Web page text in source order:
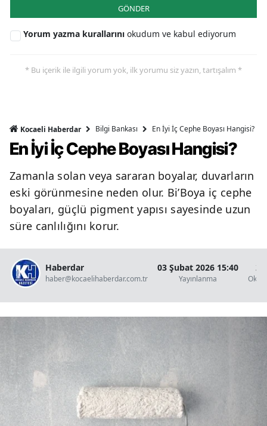
GÖNDER
Yorum yazma kurallarını okudum ve kabul ediyorum
* Bu içerik ile ilgili yorum yok, ilk yorumu siz yazın, tartışalım *
Kocaeli Haberdar Bilgi Bankası En İyi İç Cephe Boyası Hangisi?
En İyi İç Cephe Boyası Hangisi?
Zamanla solan veya sararan boyalar, duvarların
eski görünmesine neden olur. Bi’Boya iç cephe
boyaları, güçlü pigment yapısı sayesinde uzun
süre canlılığını korur.
Haberdar
haber@kocaelihaberdar.com.tr
03 Şubat 2026 15:40
Yayınlanma
2